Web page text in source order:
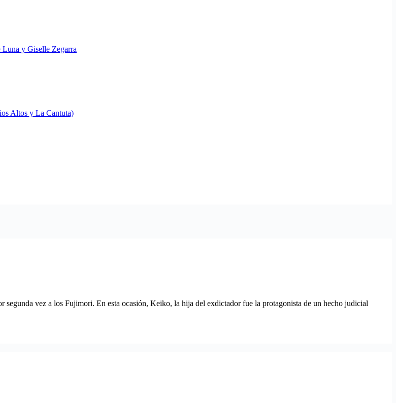
Luna y Giselle Zegarra
Altos y La Cantuta)
segunda vez a los Fujimori. En esta ocasión, Keiko, la hija del exdictador fue la protagonista de un hecho judicial